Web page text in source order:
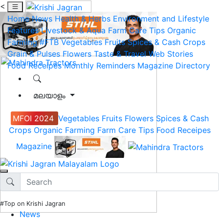
<
Home News Health & Herbs Environment and Lifestyle
Features Livestock & Aqua Farm Care Tips Organic
Farming #FTB Vegetables Fruits Spices & Cash Crops
Grain & Pulses Flowers Taste & Travel Web Stories
Food Receipes Monthly Reminders Magazine Directory
മലയാളം
MFOI 2024 Vegetables Fruits Flowers Spices & Cash
Crops Organic Farming Farm Care Tips Food Receipes
Magazine
#Top on Krishi Jagran
News